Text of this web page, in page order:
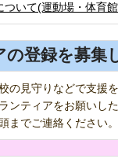
ついて(運動場・体育館
の登録を募集
の見守りなどで支援
ンティアをお願いし
までご連絡ください